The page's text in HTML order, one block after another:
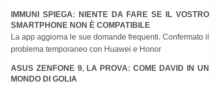
IMMUNI SPIEGA: NIENTE DA FARE SE IL VOSTRO
SMARTPHONE NON È COMPATIBILE
La app aggiorna le sue domande frequenti. Confermato il
problema temporaneo con Huawei e Honor
ASUS ZENFONE 9, LA PROVA: COME DAVID IN UN
MONDO DI GOLIA